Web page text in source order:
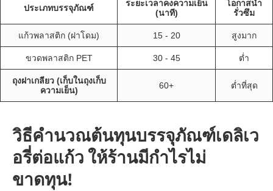
ประเภทบรรจุภัณฑ์
ระยะเวลาคงความเย็น
(นาที)
โอกาสน้ำ
รั่วซึม
แก้วพลาสติก (ฝาโดม) 15 - 20 สูงมาก
ขวดพลาสติก PET 30 - 45 ต่ำ
ถุงฝาเกลียว (เก็บในถุงเก็บ
ความเย็น)
60+ ต่ำที่สุด
วิธีคำนวณต้นทุนบรรจุภัณฑ์เดลิเว
อรี่ต่อแก้ว ให้ร้านมีกำไรไม่
ขาดทุน!